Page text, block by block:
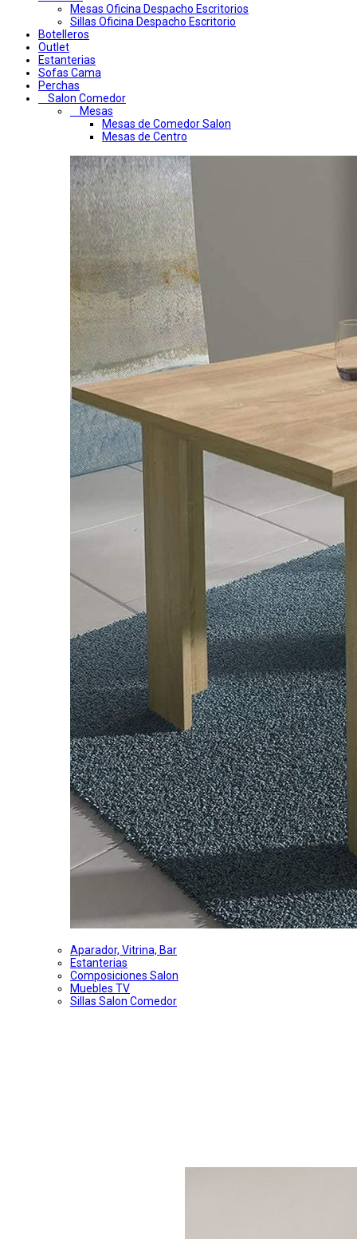
Mesas Oficina Despacho Escritorios
Sillas Oficina Despacho Escritorio
Botelleros
Outlet
Estanterias
Sofas Cama
Perchas
Salon Comedor
Mesas
Mesas de Comedor Salon
Mesas de Centro
Aparador, Vitrina, Bar
Estanterias
Composiciones Salon
Muebles TV
Sillas Salon Comedor